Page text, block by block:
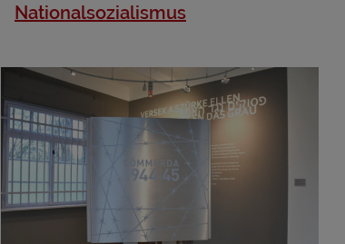
Nationalsozialismus